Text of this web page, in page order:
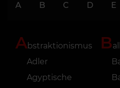
A B C D E
Abstraktionismus
Adler
Agyptische
B